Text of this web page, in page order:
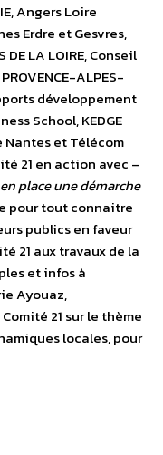
Angers Loire
Erdre et Gesvres,
LA LOIRE, Conseil
ALPES-
développement
School, KEDGE
Nantes et Télécom
21 en action avec –
place une démarche
pour tout connaitre
publics en faveur
21 aux travaux de la
et infos à
Ayouaz,
21 sur le thème
locales, pour